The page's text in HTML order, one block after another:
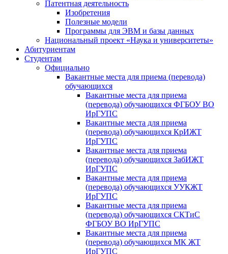
Патентная деятельность
Изобретения
Полезные модели
Программы для ЭВМ и базы данных
Национальный проект «Наука и университеты»
Абитуриентам
Студентам
Официально
Вакантные места для приема (перевода)
обучающихся
Вакантные места для приема
(перевода) обучающихся ФГБОУ ВО
ИрГУПС
Вакантные места для приема
(перевода) обучающихся КрИЖТ
ИрГУПС
Вакантные места для приема
(перевода) обучающихся ЗабИЖТ
ИрГУПС
Вакантные места для приема
(перевода) обучающихся УУКЖТ
ИрГУПС
Вакантные места для приема
(перевода) обучающихся СКТиС
ФГБОУ ВО ИрГУПС
Вакантные места для приема
(перевода) обучающихся МК ЖТ
ИрГУПС